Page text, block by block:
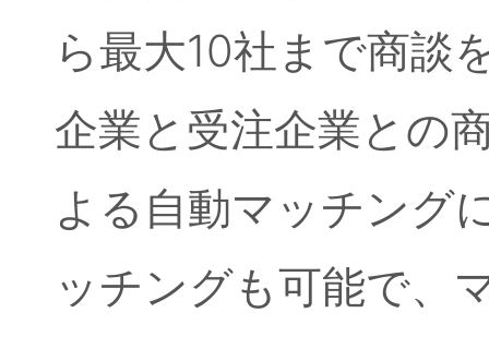
ら最大10社まで商談
企業と受注企業との
よる自動マッチング
ッチングも可能で、